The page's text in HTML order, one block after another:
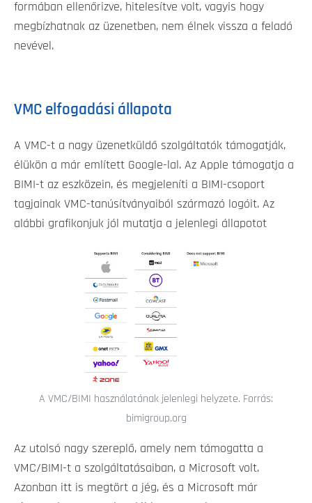
formában ellenőrizve, hitelesítve volt, vagyis hogy
megbízhatnak az üzenetben, nem élnek vissza a feladó
nevével.
VMC elfogadási állapota
A VMC-t a nagy üzenetküldő szolgáltatók támogatják,
élükön a már említett Google-lal. Az Apple támogatja a
BIMI-t az eszközein, és megjeleníti a BIMI-csoport
tagjainak VMC-tanúsítványaiból származó logóit. Az
alábbi grafikonjuk jól mutatja a jelenlegi állapotot
A VMC/BIMI használatának jelenlegi helyzete. Forrás:
bimigroup.org
Az utolsó nagy szereplő, amely nem támogatta a
VMC/BIMI-t a szolgáltatásaiban, a Microsoft volt.
Azonban itt is megtört a jég, és a Microsoft már